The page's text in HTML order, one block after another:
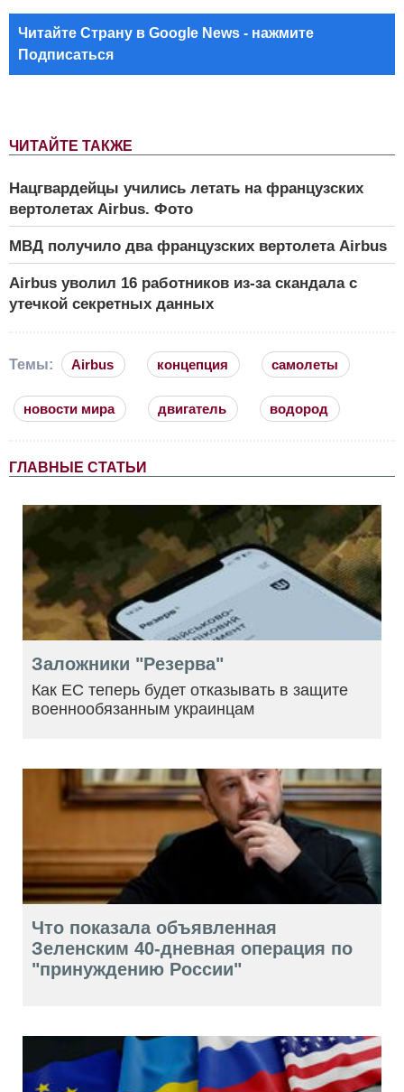
ЧИТАЙТЕ ТАКЖЕ
Нацгвардейцы учились летать на французских
вертолетах Airbus. Фото
МВД получило два французских вертолета Airbus
Airbus уволил 16 работников из-за скандала с
утечкой секретных данных
Читайте Страну в Google News - нажмите
Подписаться
Темы: Airbus концепция самолеты
новости мира двигатель водород
ГЛАВНЫЕ СТАТЬИ
Заложники "Резерва"
Как ЕС теперь будет отказывать в защите
военнообязанным украинцам
Что показала объявленная
Зеленским 40-дневная операция по
"принуждению России"